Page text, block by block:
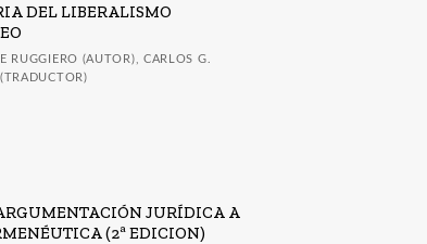
DEL LIBERALISMO
RUGGIERO (AUTOR), CARLOS G.
JURÍDICA A
(2ª EDICION)